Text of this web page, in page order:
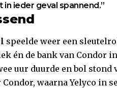
ieder geval spannend.”
speelde weer een
én de bank van Condor
uur duurde en bol stond
waarna Yelyco in